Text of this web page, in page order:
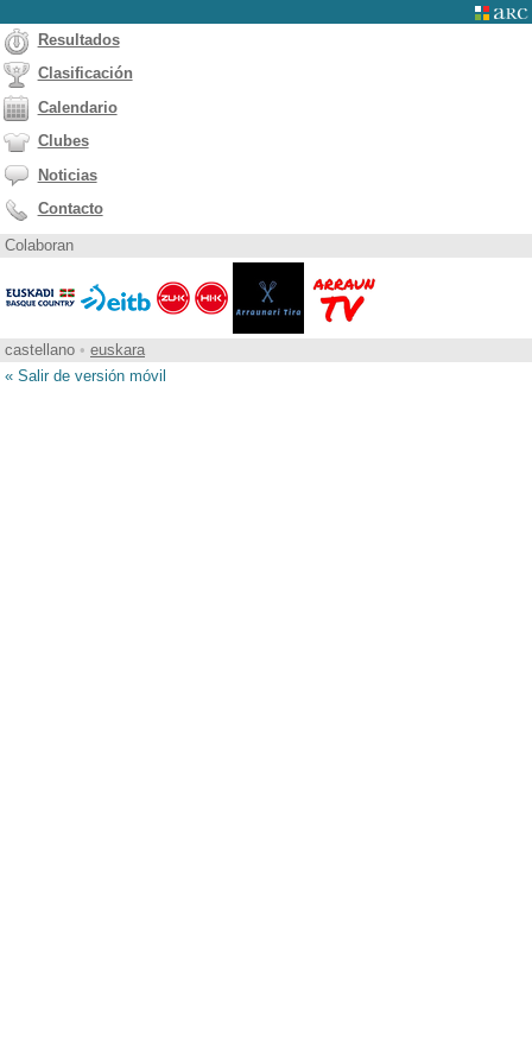
Resultados
Clasificación
Calendario
Clubes
Noticias
Contacto
Colaboran
castellano • euskara
« Salir de versión móvil